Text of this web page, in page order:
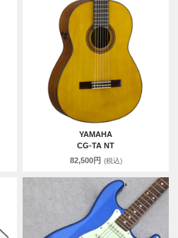
YAMAHA
CG-TA NT
82,500円 (税込)